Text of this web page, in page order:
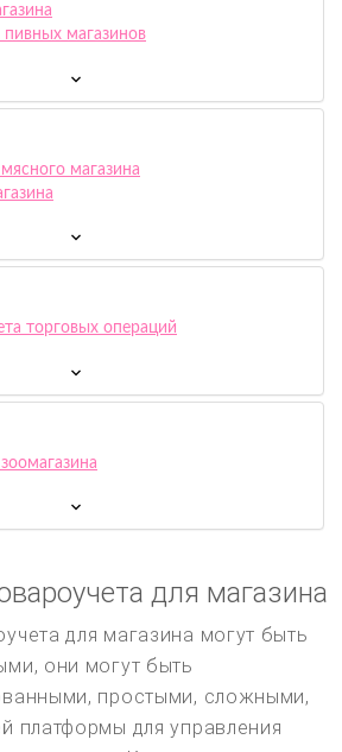
магазинов
магазина
торговых операций
для магазина
для магазина могут быть
они могут быть
простыми, сложными,
платформы для управления